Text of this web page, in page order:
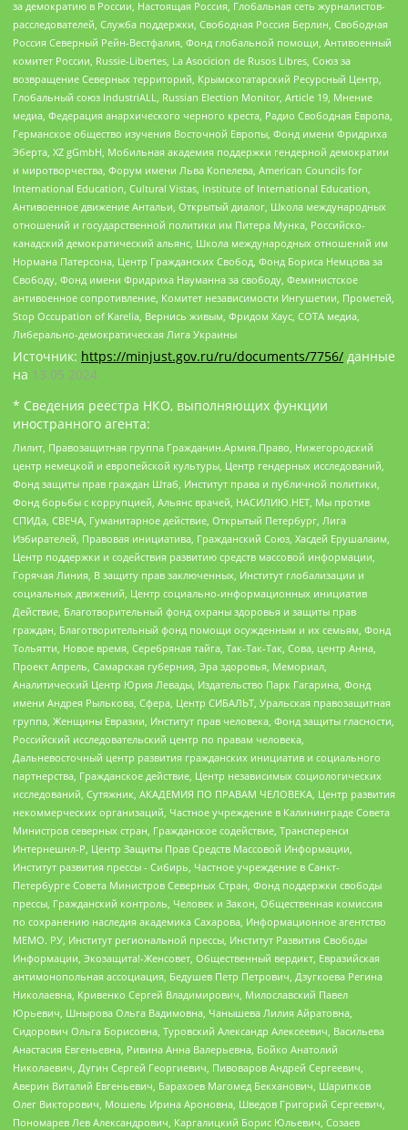
за демократию в России, Настоящая Россия, Глобальная сеть журналистов-
расследователей, Служба поддержки, Свободная Россия Берлин, Свободная
Россия Северный Рейн-Вестфалия, Фонд глобальной помощи, Антивоенный
комитет России, Russie-Libertes, La Asocicion de Rusos Libres, Союз за
возвращение Северных территорий, Крымскотатарский Ресурсный Центр,
Глобальный союз IndustriALL, Russian Election Monitor, Article 19, Мнение
медиа, Федерация анархического черного креста, Радио Свободная Европа,
Германское общество изучения Восточной Европы, Фонд имени Фридриха
Эберта, XZ gGmbH, Мобильная академия поддержки гендерной демократии
и миротворчества, Форум имени Льва Копелева, American Councils for
International Education, Cultural Vistas, Institute of International Education,
Антивоенное движение Антальи, Открытый диалог, Школа международных
отношений и государственной политики им Питера Мунка, Российско-
канадский демократический альянс, Школа международных отношений им
Нормана Патерсона, Центр Гражданских Свобод, Фонд Бориса Немцова за
Свободу, Фонд имени Фридриха Науманна за свободу, Феминистское
антивоенное сопротивление, Комитет независимости Ингушетии, Прометей,
Stop Occupation of Karelia, Вернись живым, Фридом Хаус, СОТА медиа,
Либерально-демократическая Лига Украины
Источник: https://minjust.gov.ru/ru/documents/7756/ данные
на 13.05.2024
* Сведения реестра НКО, выполняющих функции
иностранного агента:
Лилит, Правозащитная группа Гражданин.Армия.Право, Нижегородский
центр немецкой и европейской культуры, Центр гендерных исследований,
Фонд защиты прав граждан Штаб, Институт права и публичной политики,
Фонд борьбы с коррупцией, Альянс врачей, НАСИЛИЮ.НЕТ, Мы против
СПИДа, СВЕЧА, Гуманитарное действие, Открытый Петербург, Лига
Избирателей, Правовая инициатива, Гражданский Союз, Хасдей Ерушалаим,
Центр поддержки и содействия развитию средств массовой информации,
Горячая Линия, В защиту прав заключенных, Институт глобализации и
социальных движений, Центр социально-информационных инициатив
Действие, Благотворительный фонд охраны здоровья и защиты прав
граждан, Благотворительный фонд помощи осужденным и их семьям, Фонд
Тольятти, Новое время, Серебряная тайга, Так-Так-Так, Сова, центр Анна,
Проект Апрель, Самарская губерния, Эра здоровья, Мемориал,
Аналитический Центр Юрия Левады, Издательство Парк Гагарина, Фонд
имени Андрея Рылькова, Сфера, Центр СИБАЛЬТ, Уральская правозащитная
группа, Женщины Евразии, Институт прав человека, Фонд защиты гласности,
Российский исследовательский центр по правам человека,
Дальневосточный центр развития гражданских инициатив и социального
партнерства, Гражданское действие, Центр независимых социологических
исследований, Сутяжник, АКАДЕМИЯ ПО ПРАВАМ ЧЕЛОВЕКА, Центр развития
некоммерческих организаций, Частное учреждение в Калининграде Совета
Министров северных стран, Гражданское содействие, Трансперенси
Интернешнл-Р, Центр Защиты Прав Средств Массовой Информации,
Институт развития прессы - Сибирь, Частное учреждение в Санкт-
Петербурге Совета Министров Северных Стран, Фонд поддержки свободы
прессы, Гражданский контроль, Человек и Закон, Общественная комиссия
по сохранению наследия академика Сахарова, Информационное агентство
МЕМО. РУ, Институт региональной прессы, Институт Развития Свободы
Информации, Экозащита!-Женсовет, Общественный вердикт, Евразийская
антимонопольная ассоциация, Бедушев Петр Петрович, Дзугкоева Регина
Николаевна, Кривенко Сергей Владимирович, Милославский Павел
Юрьевич, Шнырова Ольга Вадимовна, Чанышева Лилия Айратовна,
Сидорович Ольга Борисовна, Туровский Александр Алексеевич, Васильева
Анастасия Евгеньевна, Ривина Анна Валерьевна, Бойко Анатолий
Николаевич, Дугин Сергей Георгиевич, Пивоваров Андрей Сергеевич,
Аверин Виталий Евгеньевич, Барахоев Магомед Бекханович, Шарипков
Олег Викторович, Мошель Ирина Ароновна, Шведов Григорий Сергеевич,
Пономарев Лев Александрович, Каргалицкий Борис Юльевич, Созаев